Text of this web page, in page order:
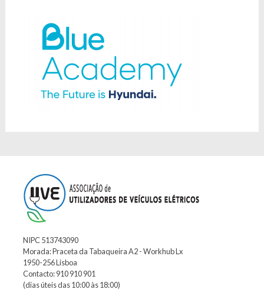
NIPC 513743090
Morada: Praceta da Tabaqueira A2 - Workhub Lx
1950-256 Lisboa
Contacto: 910 910 901
(dias úteis das 10:00 às 18:00)